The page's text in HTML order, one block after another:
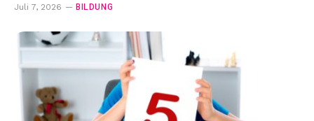
Juli 7, 2026 BILDUNG